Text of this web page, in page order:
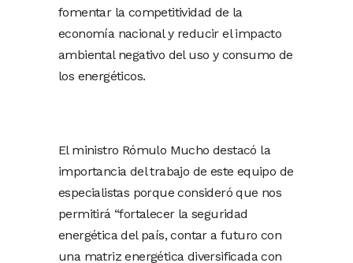
fomentar la competitividad de la
economía nacional y reducir el impacto
ambiental negativo del uso y consumo de
los energéticos.
El ministro Rómulo Mucho destacó la
importancia del trabajo de este equipo de
especialistas porque consideró que nos
permitirá “fortalecer la seguridad
energética del país, contar a futuro con
una matriz energética diversificada con